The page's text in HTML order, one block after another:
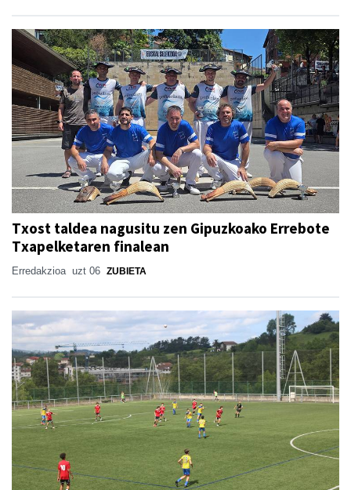
Txost taldea nagusitu zen Gipuzkoako Errebote
Txapelketaren finalean
Erredakzioa uzt 06 ZUBIETA